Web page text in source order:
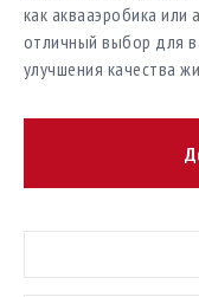
как аквааэробика или
отличный выбор для
улучшения качества